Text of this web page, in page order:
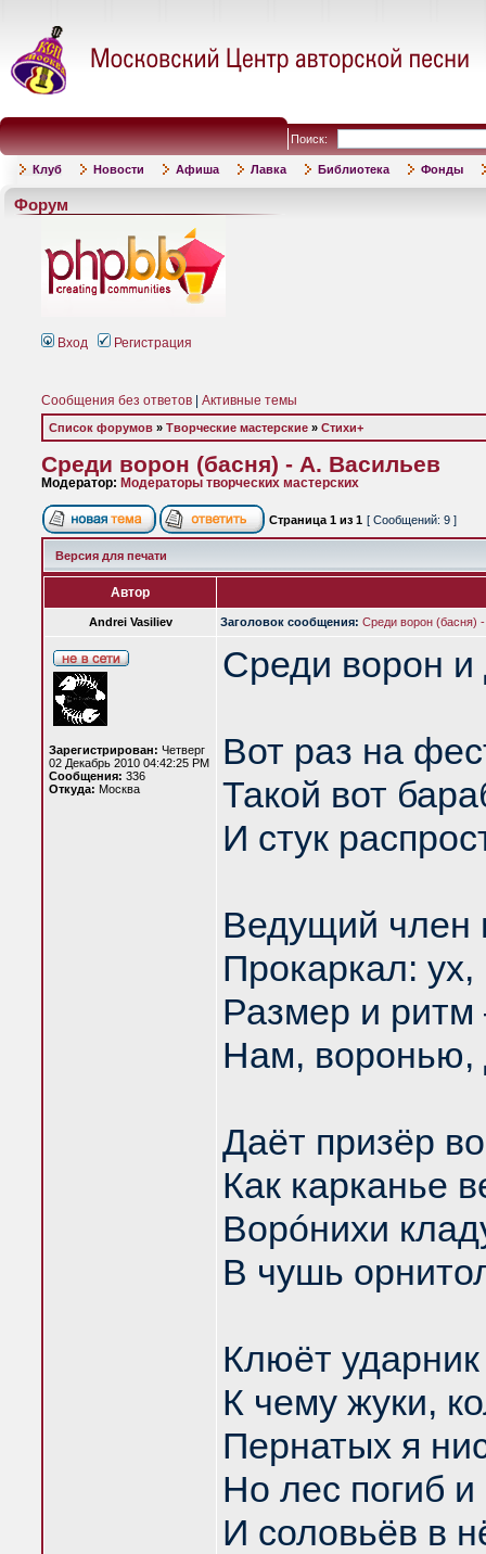
Поиск:
Клуб Новости Афиша Лавка Библиотека Фонды
Форум
Вход Регистрация
Сообщения без ответов Активные темы
Список форумов » Творческие мастерские » Стихи+
Среди ворон (басня) - А. Васильев
Модератор: Модераторы творческих мастерских
Страница 1 из 1 [ Сообщений: 9 ]
Версия для печати
Автор
Andrei Vasiliev Заголовок сообщения: Среди ворон (басня)
Зарегистрирован: Четверг
02 Декабрь 2010 04:42:25 PM
Сообщения: 336
Откуда: Москва
Среди ворон и
Вот раз на
Такой вот
И стук
Ведущий член
Прокаркал: ух,
Размер и ритм
Нам, воронью,
Даёт призёр
Как карканье
Ворóнихи
В чушь
Клюёт
К чему жуки,
Пернатых я
Но лес погиб
И соловьёв в